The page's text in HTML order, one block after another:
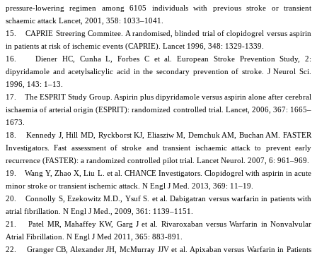
pressure-lowering regimen among 6105 individuals with previous stroke or transient
schaemic attack Lancet, 2001, 358: 1033–1041.
15. CAPRIE Streering Commitee. A randomised, blinded trial of clopidogrel versus aspirin
in patients at risk of ischemic events (CAPRIE). Lancet 1996, 348: 1329-1339.
16. Diener HC, Cunha L, Forbes C et al. European Stroke Prevention Study, 2:
dipyridamole and acetylsalicylic acid in the secondary prevention of stroke. J Neurol Sci.
1996, 143: 1–13.
17. The ESPRIT Study Group. Aspirin plus dipyridamole versus aspirin alone after cerebral
ischaemia of arterial origin (ESPRIT): randomized controlled trial. Lancet, 2006, 367: 1665–
1673.
18. Kennedy J, Hill MD, Ryckborst KJ, Eliasziw M, Demchuk AM, Buchan AM. FASTER
Investigators. Fast assessment of stroke and transient ischaemic attack to prevent early
recurrence (FASTER): a randomized controlled pilot trial. Lancet Neurol. 2007, 6: 961–969.
19. Wang Y, Zhao X, Liu L. et al. CHANCE Investigators. Clopidogrel with aspirin in acute
minor stroke or transient ischemic attack. N Engl J Med. 2013, 369: 11–19.
20. Connolly S, Ezekowitz M.D., Ysuf S. et al. Dabigatran versus warfarin in patients with
atrial fibrillation. N Engl J Med., 2009, 361: 1139–1151.
21. Patel МR, Mahaffey KW, Garg J et al. Rivaroxaban versus Warfarin in Nonvalvular
Atrial Fibrillation. N Engl J Med 2011, 365: 883-891.
22. Granger CB, Alexander JH, McMurray JJV et al. Apixaban versus Warfarin in Patients